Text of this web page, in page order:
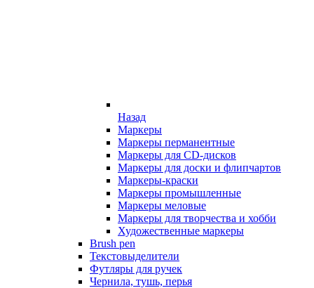
Назад
Маркеры
Маркеры перманентные
Маркеры для CD-дисков
Маркеры для доски и флипчартов
Маркеры-краски
Маркеры промышленные
Маркеры меловые
Маркеры для творчества и хобби
Художественные маркеры
Brush pen
Текстовыделители
Футляры для ручек
Чернила, тушь, перья